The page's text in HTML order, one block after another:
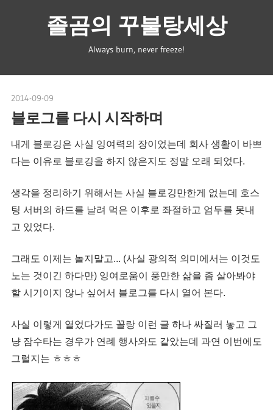
졸곰의 꾸불탕세상
Always burn, never freeze!
2014-09-09
블로그를 다시 시작하며
내게 블로깅은 사실 잉여력의 장이었는데 회사 생활이 바쁘
다는 이유로 블로깅을 하지 않은지도 정말 오래 되었다.
생각을 정리하기 위해서는 사실 블로깅만한게 없는데 호스
팅 서버의 하드를 날려 먹은 이후로 좌절하고 엄두를 못내
고 있었다.
그래도 이제는 놀지말고... (사실 광의적 의미에서는 이것도
노는 것이긴 하다만) 잉여로움이 풍만한 삶을 좀 살아봐야
할 시기이지 않나 싶어서 블로그를 다시 열어 본다.
사실 이렇게 열었다가도 꼴랑 이런 글 하나 싸질러 놓고 그
냥 잠수타는 경우가 연례 행사와도 같았는데 과연 이번에도
그럴지는 ㅎㅎㅎ